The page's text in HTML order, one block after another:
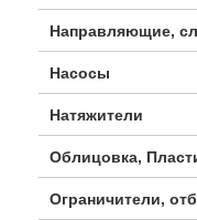
Направляющие,
Насосы
Натяжители
Облицовка,
Ограничители,